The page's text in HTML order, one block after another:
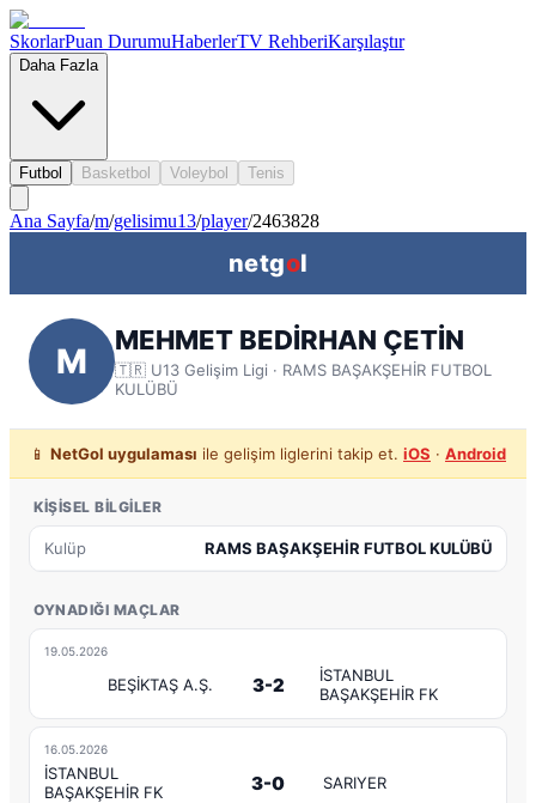
SkorlarPuan DurumuHaberlerTV RehberiKarşılaştır
Daha Fazla
Futbol Basketbol Voleybol Tenis
Ana Sayfa/m/gelisimu13/player/2463828
netgol
M
MEHMET BEDİRHAN ÇETİN
🇹🇷 U13 Gelişim Ligi · RAMS BAŞAKŞEHİR FUTBOL
KULÜBÜ
📱 NetGol uygulaması ile gelişim liglerini takip et. iOS · Android
KIŞISEL BILGILER
Kulüp RAMS BAŞAKŞEHİR FUTBOL KULÜBÜ
OYNADIĞI MAÇLAR
19.05.2026
BEŞİKTAŞ A.Ş. 3-2
İSTANBUL
BAŞAKŞEHİR FK
16.05.2026
İSTANBUL
BAŞAKŞEHİR FK
3-0 SARIYER